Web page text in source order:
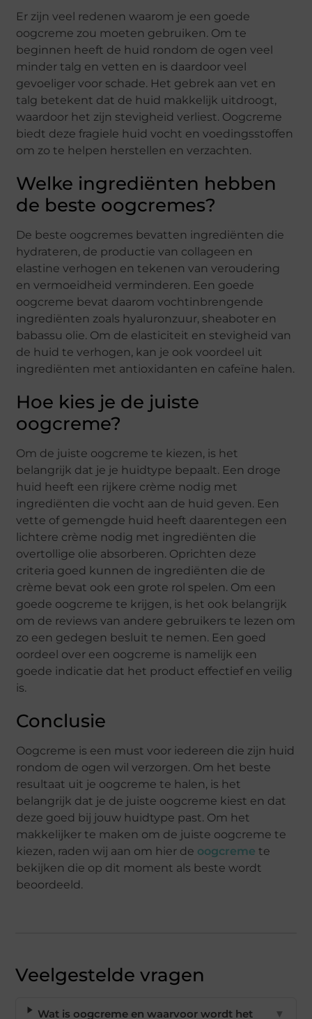
Er zijn veel redenen waarom je een goede
oogcreme zou moeten gebruiken. Om te
beginnen heeft de huid rondom de ogen veel
minder talg en vetten en is daardoor veel
gevoeliger voor schade. Het gebrek aan vet en
talg betekent dat de huid makkelijk uitdroogt,
waardoor het zijn stevigheid verliest. Oogcreme
biedt deze fragiele huid vocht en voedingsstoffen
om zo te helpen herstellen en verzachten.
Welke ingrediënten hebben
de beste oogcremes?
De beste oogcremes bevatten ingrediënten die
hydrateren, de productie van collageen en
elastine verhogen en tekenen van veroudering
en vermoeidheid verminderen. Een goede
oogcreme bevat daarom vochtinbrengende
ingrediënten zoals hyaluronzuur, sheaboter en
babassu olie. Om de elasticiteit en stevigheid van
de huid te verhogen, kan je ook voordeel uit
ingrediënten met antioxidanten en cafeïne halen.
Hoe kies je de juiste
oogcreme?
Om de juiste oogcreme te kiezen, is het
belangrijk dat je je huidtype bepaalt. Een droge
huid heeft een rijkere crème nodig met
ingrediënten die vocht aan de huid geven. Een
vette of gemengde huid heeft daarentegen een
lichtere crème nodig met ingrediënten die
overtollige olie absorberen. Oprichten deze
criteria goed kunnen de ingrediënten die de
crème bevat ook een grote rol spelen. Om een
goede oogcreme te krijgen, is het ook belangrijk
om de reviews van andere gebruikers te lezen om
zo een gedegen besluit te nemen. Een goed
oordeel over een oogcreme is namelijk een
goede indicatie dat het product effectief en veilig
is.
Conclusie
Oogcreme is een must voor iedereen die zijn huid
rondom de ogen wil verzorgen. Om het beste
resultaat uit je oogcreme te halen, is het
belangrijk dat je de juiste oogcreme kiest en dat
deze goed bij jouw huidtype past. Om het
makkelijker te maken om de juiste oogcreme te
kiezen, raden wij aan om hier de oogcreme te
bekijken die op dit moment als beste wordt
beoordeeld.
Veelgestelde vragen
Wat is oogcreme en waarvoor wordt het ▼